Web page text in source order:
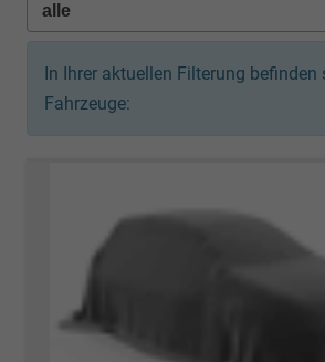
In Ihrer aktuellen Filterung befinden
Fahrzeuge: